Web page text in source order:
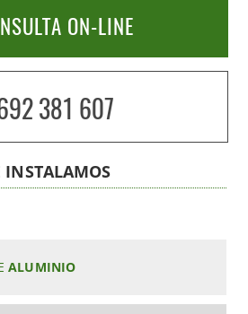
ON-LINE
381 607
INSTALAMOS
ALUMINIO